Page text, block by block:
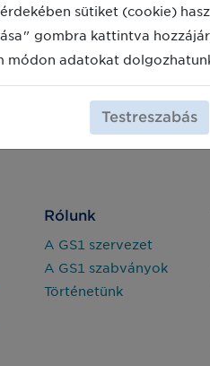
Rólunk
A GS1 szervezet
A GS1 szabványok
Történetünk
sütiket (cookie)
gombra kattintva
módon adatokat
Testreszabás